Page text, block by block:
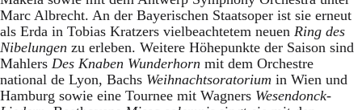
Marc Albrecht. An der Bayerischen Staatsoper ist sie erneut
als Erda in Tobias Kratzers vielbeachtetem neuen Ring des
Nibelungen zu erleben. Weitere Höhepunkte der Saison sind
Mahlers Des Knaben Wunderhorn mit dem Orchestre
national de Lyon, Bachs Weihnachtsoratorium in Wien und
Hamburg sowie eine Tournee mit Wagners Wesendonck-